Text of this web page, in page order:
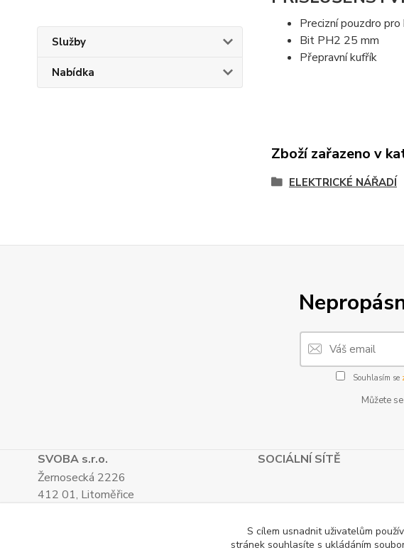
Služby
Nabídka
Precizní pouzdro
Bit PH2 25 mm
Přepravní kufřík
Zboží zařazeno v
ELEKTRICKÉ NÁŘADÍ
Souhlasím se
Můžete
SVOBA s.r.o. SOCIÁLNÍ SÍTĚ
Žernosecká 2226
412 01, Litoměřice
S cílem usnadnit uživatelům
stránek souhlasíte s ukládáním